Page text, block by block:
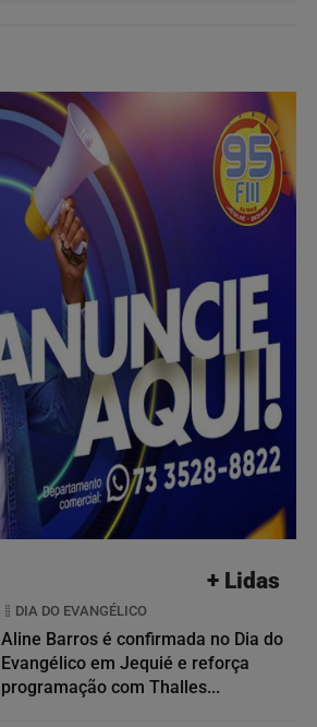
+ Lidas
DIA DO EVANGÉLICO
Aline Barros é confirmada no Dia do
Evangélico em Jequié e reforça
programação com Thalles...